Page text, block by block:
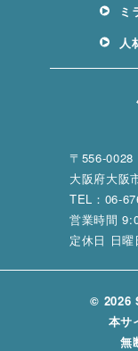
ミ
人
〒556-0028
大阪府大阪
TEL：06-
営業時間
定休日 日曜
© 2026
本サ
無